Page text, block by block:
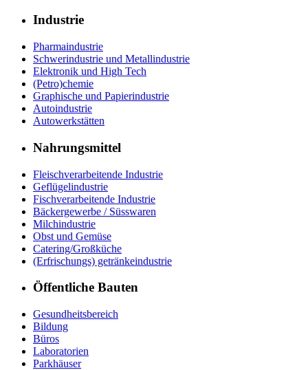
Industrie
Pharmaindustrie
Schwerindustrie und Metallindustrie
Elektronik und High Tech
(Petro)chemie
Graphische und Papierindustrie
Autoindustrie
Autowerkstätten
Nahrungsmittel
Fleischverarbeitende Industrie
Geflügelindustrie
Fischverarbeitende Industrie
Bäckergewerbe / Süsswaren
Milchindustrie
Obst und Gemüse
Catering/Großküche
(Erfrischungs) getränkeindustrie
Öffentliche Bauten
Gesundheitsbereich
Bildung
Büros
Laboratorien
Parkhäuser